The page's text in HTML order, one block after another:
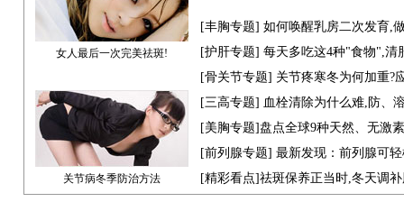
女人最后一次完美祛斑!
[丰胸专题] 如何唤醒乳房二次发育,
[护肝专题] 每天多吃这4种"食物",清
[骨关节专题] 关节疼寒冬为何加重?
关节病冬季防治方法
[三高专题] 血栓清除为什么难,防、
[美胸专题]盘点全球9种天然、无激
[前列腺专题] 最新发现：前列腺可
[精彩看点]祛斑保养正当时,冬天调